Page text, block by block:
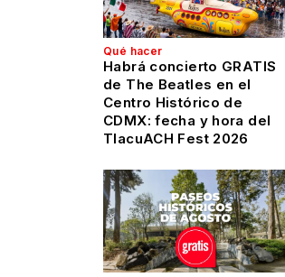
Qué hacer
Habrá concierto GRATIS
de The Beatles en el
Centro Histórico de
CDMX: fecha y hora del
TlacuACH Fest 2026